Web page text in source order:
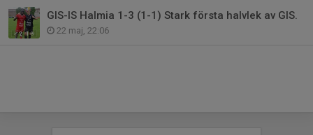
GIS-IS Halmia 1-3 (1-1) Stark första halvlek av GIS.
22 maj, 22:06